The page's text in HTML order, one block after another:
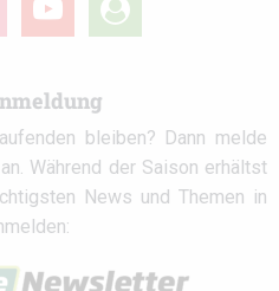
circle
bleiben? Dann melde
Während der Saison erhältst
News und Themen in